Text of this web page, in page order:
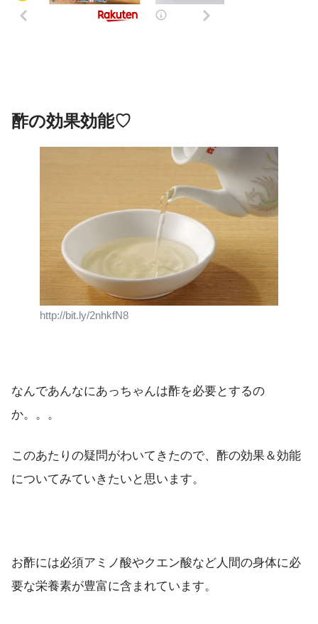
酢の効果効能♡
http://bit.ly/2nhkfN8
なんであんなにあっちゃんは酢を必要とするの
か。。。
このあたりの疑問がわいてきたので、酢の効果＆効能
についてみていきたいと思います。
お酢には必須アミノ酸やクエン酸など人間の身体に必
要な栄養素が豊富に含まれています。